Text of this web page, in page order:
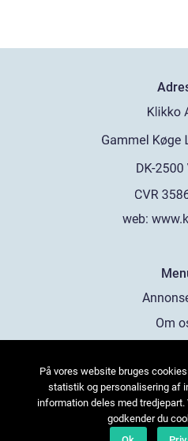
web:
Om
På vores website bruges
statistik og personalisering af
information deles med
godkender du